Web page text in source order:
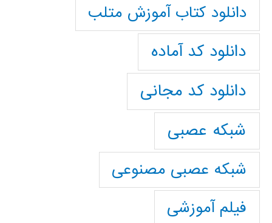
دانلود کتاب آموزش متلب
دانلود کد آماده
دانلود کد مجانی
شبکه عصبی
شبکه عصبی مصنوعی
فیلم آموزشی